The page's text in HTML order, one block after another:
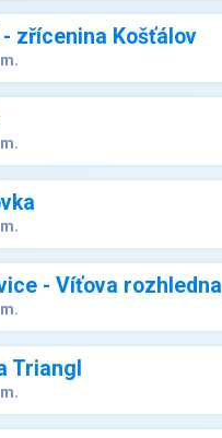
- zřícenina Košťálov
- Víťova rozhledna
Triangl